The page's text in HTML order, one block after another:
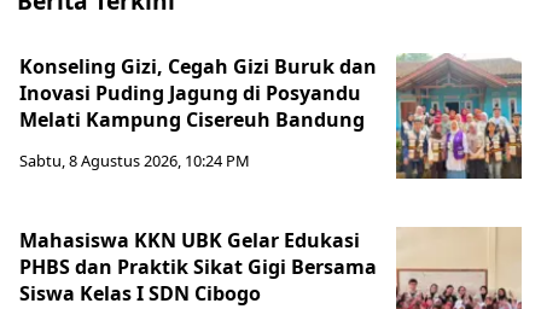
Konseling Gizi, Cegah Gizi Buruk dan
Inovasi Puding Jagung di Posyandu
Melati Kampung Cisereuh Bandung
Sabtu, 8 Agustus 2026, 10:24 PM
Mahasiswa KKN UBK Gelar Edukasi
PHBS dan Praktik Sikat Gigi Bersama
Siswa Kelas I SDN Cibogo